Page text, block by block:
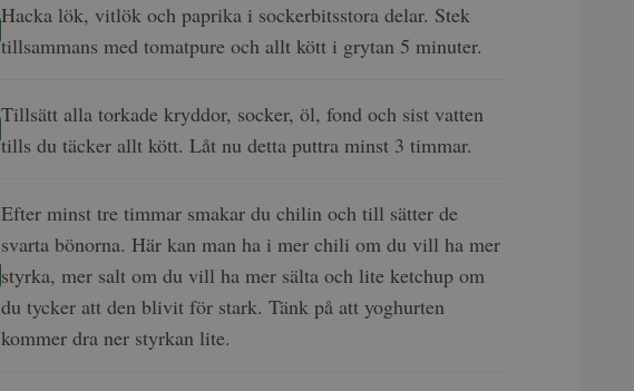
Hacka lök, vitlök och paprika i sockerbitsstora delar. Stek
tillsammans med tomatpure och allt kött i grytan 5 minuter.
Tillsätt alla torkade kryddor, socker, öl, fond och sist vatten
tills du täcker allt kött. Låt nu detta puttra minst 3 timmar.
Efter minst tre timmar smakar du chilin och till sätter de
svarta bönorna. Här kan man ha i mer chili om du vill ha mer
styrka, mer salt om du vill ha mer sälta och lite ketchup om
du tycker att den blivit för stark. Tänk på att yoghurten
kommer dra ner styrkan lite.